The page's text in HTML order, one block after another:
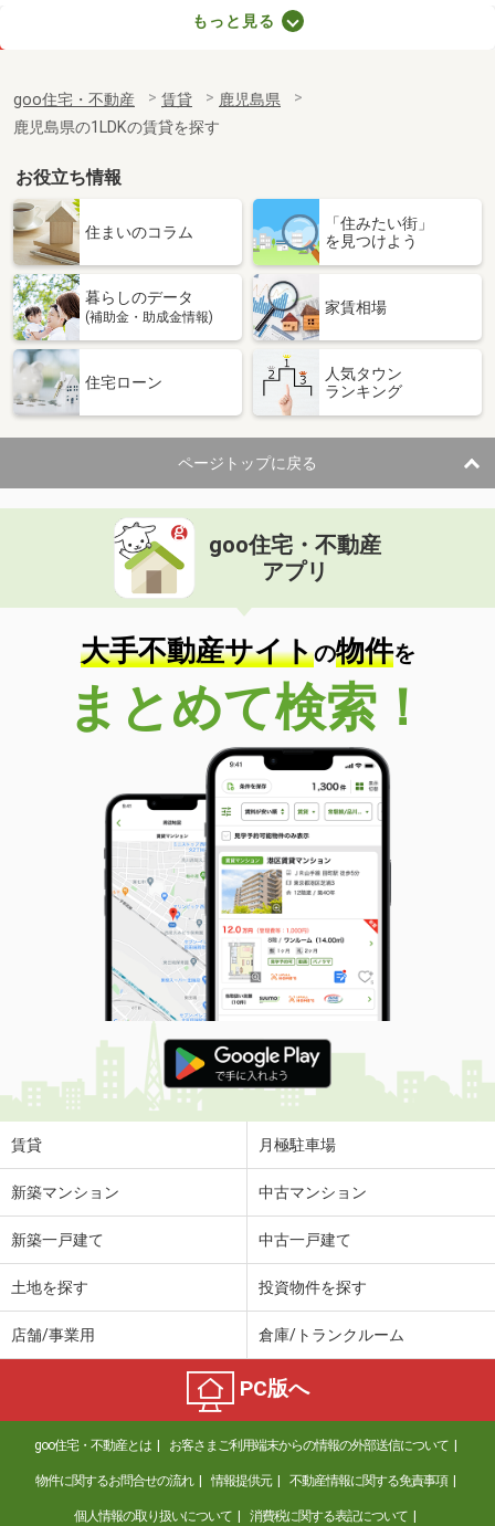
鹿児島県鹿児島市坂之上１丁目
専有面積
53.48m²
間取り
2LDK
鹿児島県鹿児島市高麗町
価 格
3.90万円
鹿児島県鹿児島市高麗町
専有面積 21.22m²
間取り
鹿児島県鹿児島市下荒田４
住 所
鹿児島県鹿児島市下荒田４
専有面積 24.07m²
間取り
1K
鹿児島県鹿児島市下荒田４
価 格
住 所
鹿児島県鹿児島市下荒田４
専有面積 25.33m²
間取り
1K
鹿児島県日置市東市来町長里
価 格
4.20万円
鹿児島県日置市東市来町長里
51.67m²
間取り
2LDK
鹿児島県鹿児島市西別府町
価 格
4.40万円
住 所
鹿児島県鹿児島市西別府町
専有面積 26.08m²
間取り
1K
鹿児島県鹿児島市東谷山１丁目
価 格
6.90万円
住 所
鹿児島県鹿児島市東谷山１丁目
専有面積
鹿児島県鹿児島市武２
5.50万円
鹿児島県鹿屋市新川町
4.35万円
住 所
鹿児島県鹿屋市新川町
専有面積 42.98m²
間取り
2DK
鹿児島県鹿児島市上福元町
もっと見る
goo住宅・不動産 賃貸
鹿児島県
鹿児島県の1LDKの賃貸を探す
お役立ち情報
住まいのコラム
「住みたい街」
を見つけよう
暮らしのデータ
(補助金・助成金情報)
家賃相場
住宅ローン
人気タウン
ランキング
ページトップに戻る
goo住宅・不動産
アプリ
大手不動産サイトの物件を
まとめて検索！
賃貸 月極駐車場
新築マンション 中古マンション
新築一戸建て 中古一戸建て
土地を探す 投資物件を探す
店舗/事業用 倉庫/トランクルーム
PC版へ
goo住宅・不動産とは お客さまご利用端末からの情報の外部送信について
物件に関するお問合せの流れ 情報提供元 不動産情報に関する免責事項
個人情報の取り扱いについて 消費税に関する表記について